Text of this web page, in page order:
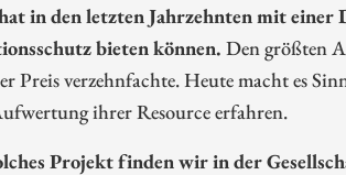
in den letzten Jahrzehnten mit
bieten können. Den größten
Preis verzehnfachte. Heute macht es
ihrer Resource erfahren.
Projekt finden wir in der